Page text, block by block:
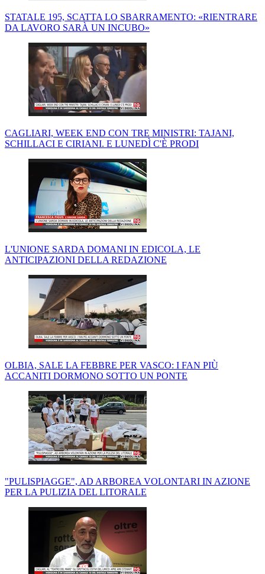
STATALE 195, SCATTA LO SBARRAMENTO: «RIENTRARE
DA LAVORO SARÀ UN INCUBO»
CAGLIARI, WEEK END CON TRE MINISTRI: TAJANI,
SCHILLACI E CIRIANI. E LUNEDÌ C'È PRODI
L'UNIONE SARDA DOMANI IN EDICOLA, LE
ANTICIPAZIONI DELLA REDAZIONE
OLBIA, SALE LA FEBBRE PER VASCO: I FAN PIÙ
ACCANITI DORMONO SOTTO UN PONTE
"PULISPIAGGE", AD ARBOREA VOLONTARI IN AZIONE
PER LA PULIZIA DEL LITORALE